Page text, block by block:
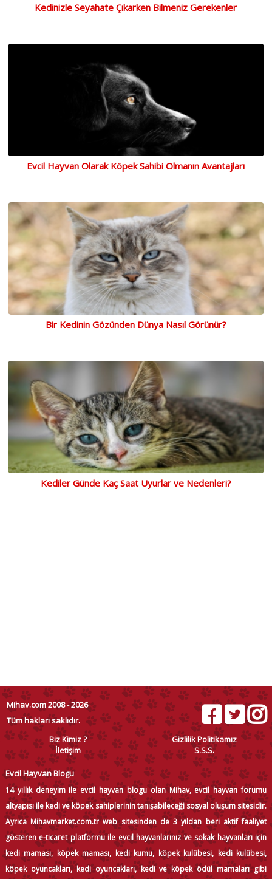
Kedinizle Seyahate Çıkarken Bilmeniz Gerekenler
Evcil Hayvan Olarak Köpek Sahibi Olmanın Avantajları
Bir Kedinin Gözünden Dünya Nasıl Görünür?
Kediler Günde Kaç Saat Uyurlar ve Nedenleri?
Mihav.com 2008 - 2026
Tüm hakları saklıdır.
Biz Kimiz ?
Gizlilik Politikamız
İletişim
S.S.S.
Evcil Hayvan Blogu
14 yıllık deneyim ile evcil hayvan blogu olan Mihav, evcil hayvan forumu
altyapısı ile kedi ve köpek sahiplerinin tanışabileceği sosyal oluşum sitesidir.
Ayrıca Mihavmarket.com.tr web sitesinden de 3 yıldan beri aktif faaliyet
gösteren e-ticaret platformu ile evcil hayvanlarınız ve sokak hayvanları için
kedi maması, köpek maması, kedi kumu, köpek kulübesi, kedi kulübesi,
köpek oyuncakları, kedi oyuncakları, kedi ve köpek ödül mamaları gibi